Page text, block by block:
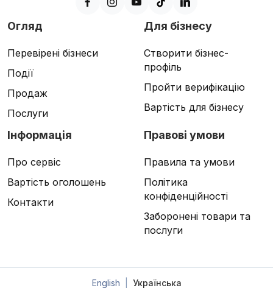
Огляд
Перевірені бізнеси
Події
Продаж
Послуги
Для бізнесу
Створити бізнес-
профіль
Пройти верифікацію
Вартість для бізнесу
Інформація
Про сервіс
Вартість оголошень
Контакти
Правові умови
Правила та умови
Політика
конфіденційності
Заборонені товари та
послуги
English Українська